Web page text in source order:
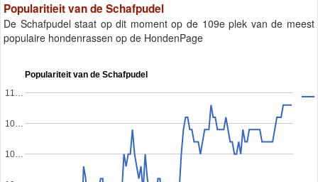
Popularitieit van de Schafpudel
De Schafpudel staat op dit moment op de 109e plek van de meest
populaire hondenrassen op de HondenPage
Populariteit van de Schafpudel
10…
10…
11…